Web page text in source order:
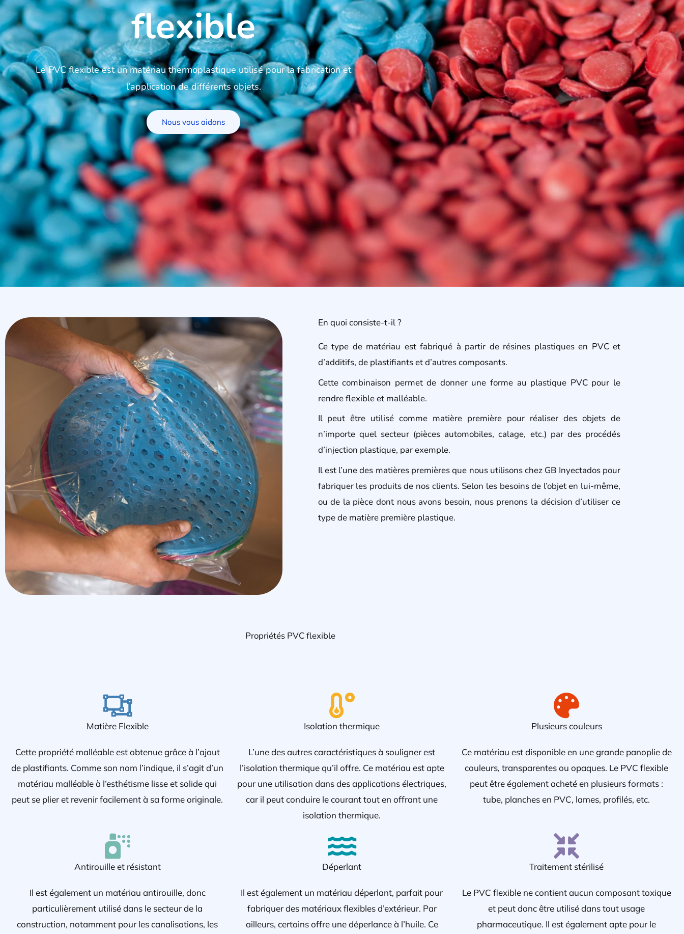
flexible
Le PVC flexible est un matériau thermoplastique utilisé pour la fabrication et
l’application de différents objets.
Nous vous aidons
En quoi consiste-t-il ?
Ce type de matériau est fabriqué à partir de résines plastiques en PVC et
d’additifs, de plastifiants et d’autres composants.
Cette combinaison permet de donner une forme au plastique PVC pour le
rendre flexible et malléable.
Il peut être utilisé comme matière première pour réaliser des objets de
n’importe quel secteur (pièces automobiles, calage, etc.) par des procédés
d’injection plastique, par exemple.
Il est l’une des matières premières que nous utilisons chez GB Inyectados pour
fabriquer les produits de nos clients. Selon les besoins de l’objet en lui-même,
ou de la pièce dont nous avons besoin, nous prenons la décision d’utiliser ce
type de matière première plastique.
Propriétés PVC flexible
Matière Flexible
Cette propriété malléable est obtenue grâce à l’ajout
de plastifiants. Comme son nom l’indique, il s’agit d’un
matériau malléable à l’esthétisme lisse et solide qui
peut se plier et revenir facilement à sa forme originale.
Isolation thermique
L’une des autres caractéristiques à souligner est
l’isolation thermique qu’il offre. Ce matériau est apte
pour une utilisation dans des applications électriques,
car il peut conduire le courant tout en offrant une
isolation thermique.
Plusieurs couleurs
Ce matériau est disponible en une grande panoplie de
couleurs, transparentes ou opaques. Le PVC flexible
peut être également acheté en plusieurs formats :
tube, planches en PVC, lames, profilés, etc.
Antirouille et résistant
Il est également un matériau antirouille, donc
particulièrement utilisé dans le secteur de la
construction, notamment pour les canalisations, les
Déperlant
Il est également un matériau déperlant, parfait pour
fabriquer des matériaux flexibles d’extérieur. Par
ailleurs, certains offre une déperlance à l’huile. Ce
Traitement stérilisé
Le PVC flexible ne contient aucun composant toxique
et peut donc être utilisé dans tout usage
pharmaceutique. Il est également apte pour le